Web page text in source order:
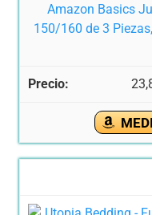
Amazon Basics
150/160 de 3